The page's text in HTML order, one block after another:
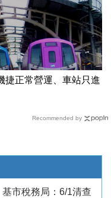
正常營運、車站只進
Recommended by
市稅務局：6/1清查